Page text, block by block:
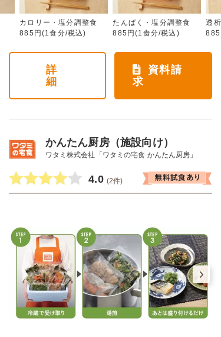
カロリー・塩分調整食
885円(1食分/税込)
たんぱく・塩分調整食
885円(1食分/税込)
透析
詳
細
資料請
求
かんたん厨房（施設向け）
ワタミ株式会社「ワタミの宅食 かんたん厨房」
4.0 (2件)